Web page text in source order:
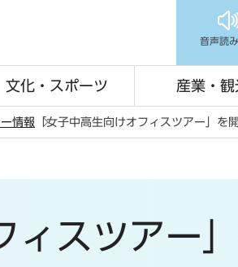
音声読
文化・スポーツ 産業・観
情報 「女子中高生向けオフィスツアー」を
ィスツアー